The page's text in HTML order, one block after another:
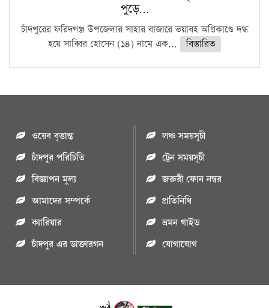
পুড়ে…
চাঁদপুরের ফরিদগঞ্জ উপজেলার সাহার বাজারে ভয়াবহ অগ্নিকাণ্ডে দগ্ধ
হয়ে সাব্বির হোসেন (১৪) নামে এক...
বিস্তারিত
ওয়েব বৃত্তান্ত
চাঁদপুর পরিচিতি
বিজ্ঞাপন মুল্য
আমাদের সম্পর্কে
ক্যারিয়ার
চাঁদপুর এর ডাক্তারগন
লঞ্চ সময়সূচী
ট্রেন সময়সূচী
জরুরী ফোন নম্বর
প্রতিনিধি
ভ্রমন গাইড
যোগাযোগ